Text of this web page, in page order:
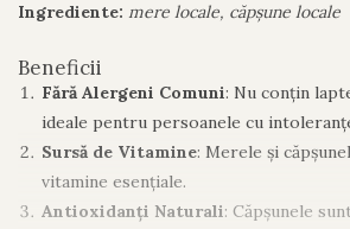
Ingrediente: mere locale, căpșune locale
Beneficii
Fără Alergeni Comuni: Nu conțin
ideale pentru persoanele cu
Sursă de Vitamine: Merele și
vitamine esențiale.
Antioxidanți Naturali: Căpșunele